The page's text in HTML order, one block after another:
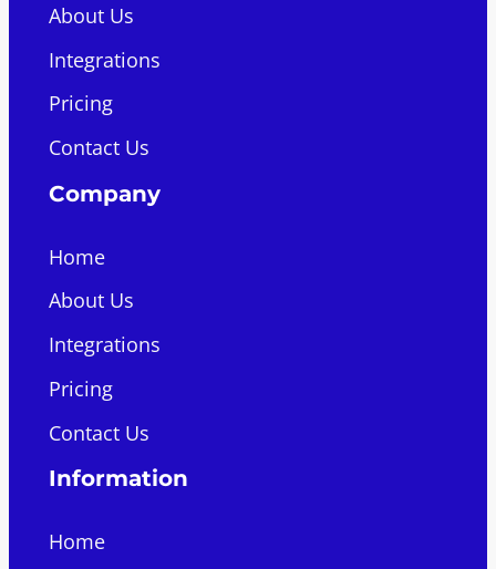
About Us
Integrations
Pricing
Contact Us
Company
Home
About Us
Integrations
Pricing
Contact Us
Information
Home